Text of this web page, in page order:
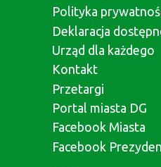
Polityka
Deklaracja
Urząd dla każdego
Kontakt
Przetargi
Portal miasta DG
Facebook Miasta
Facebook